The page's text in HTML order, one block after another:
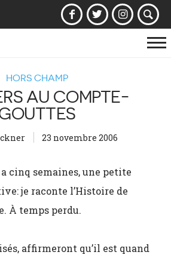
HORS CHAMP
AU COMPTE-
23 novembre 2006
cinq semaines, une petite
je raconte l’Histoire de
À temps perdu.
affirmeront qu’il est quand